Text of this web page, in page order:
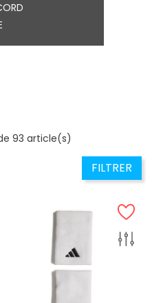
FILTRER
93 article(s)